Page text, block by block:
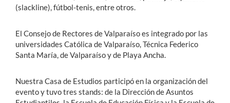
(slackline), fútbol-tenis, entre otros.
El Consejo de Rectores de Valparaíso es integrado por las
universidades Católica de Valparaíso, Técnica Federico
Santa María, de Valparaíso y de Playa Ancha.
Nuestra Casa de Estudios participó en la organización del
evento y tuvo tres stands: de la Dirección de Asuntos